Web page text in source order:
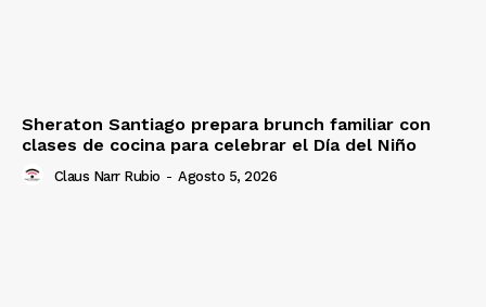
Sheraton Santiago prepara brunch familiar con
clases de cocina para celebrar el Día del Niño
Claus Narr Rubio - Agosto 5, 2026